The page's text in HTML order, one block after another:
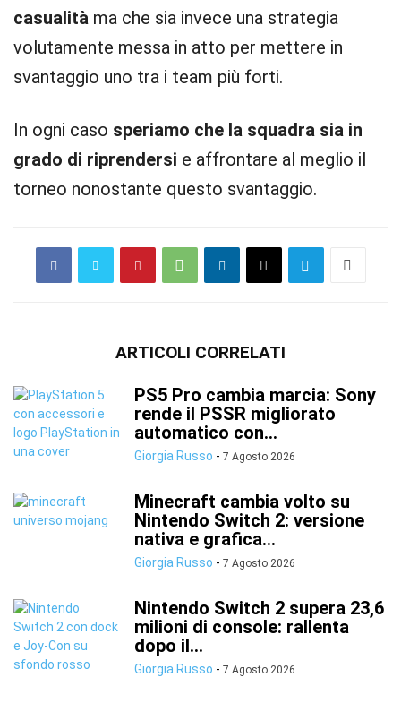
casualità ma che sia invece una strategia
volutamente messa in atto per mettere in
svantaggio uno tra i team più forti.
In ogni caso speriamo che la squadra sia in
grado di riprendersi e affrontare al meglio il
torneo nonostante questo svantaggio.
ARTICOLI CORRELATI
PS5 Pro cambia marcia: Sony
rende il PSSR migliorato
automatico con...
Giorgia Russo - 7 Agosto 2026
Minecraft cambia volto su
Nintendo Switch 2: versione
nativa e grafica...
Giorgia Russo - 7 Agosto 2026
Nintendo Switch 2 supera 23,6
milioni di console: rallenta
dopo il...
Giorgia Russo - 7 Agosto 2026